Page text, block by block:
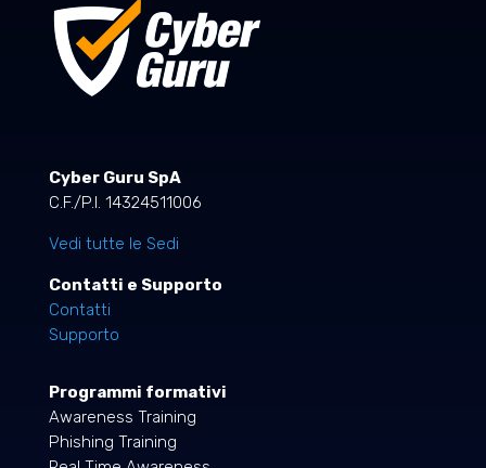
Cyber Guru SpA
C.F./P.I. 14324511006
Vedi tutte le Sedi
Contatti e Supporto
Contatti
Supporto
Programmi formativi
Awareness Training
Phishing Training